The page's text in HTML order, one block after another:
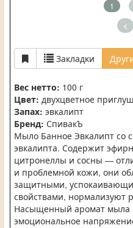
1
<
Закладки
Вес нетто: 100 г
Цвет: двухцветное
Запах: эвкалипт
Бренд: СпивакЪ
Мыло Банное Эвкалипт со
эвкалипта. Содержит
цитронеллы и сосны —
и проблемной кожи, они
защитными,
свойствами, нормализуют
Насыщенный аромат мыла
эмоциональное